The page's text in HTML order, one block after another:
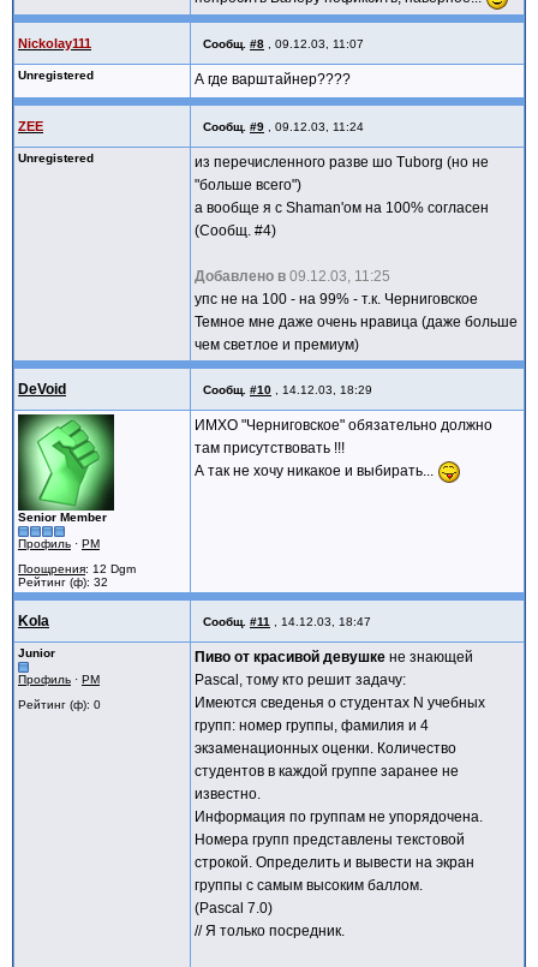
Nickolay111 Сообщ. #8 09.12.03, 11:07
Unregistered А где варштайнер????
ZEE Сообщ. #9 09.12.03, 11:24
Unregistered
из перечисленного разве шо Tuborg (но не
"больше всего")
а вообще я с Shaman'ом на 100% согласен
(Сообщ. #4)
Добавлено в 09.12.03, 11:25
упс не на 100 - на 99% - т.к. Черниговское
Темное мне даже очень нравица (даже больше
чем светлое и премиум)
DeVoid Сообщ. #10 14.12.03, 18:29
Senior Member
Профиль · PM
Поощрения: 12 Dgm
Рейтинг (ф): 32
ИМХО "Черниговское" обязательно должно
там присутствовать !!!
А так не хочу никакое и выбирать...
Kola Сообщ. #11 14.12.03, 18:47
Junior
Профиль · PM
Рейтинг (ф): 0
Пиво от красивой девушке не знающей
Pascal, тому кто решит задачу:
Имеются сведенья о студентах N учебных
групп: номер группы, фамилия и 4
экзаменационных оценки. Количество
студентов в каждой группе заранее не
известно.
Информация по группам не упорядочена.
Номера групп представлены текстовой
строкой. Определить и вывести на экран
группы с самым высоким баллом.
(Pascal 7.0)
// Я только посредник.